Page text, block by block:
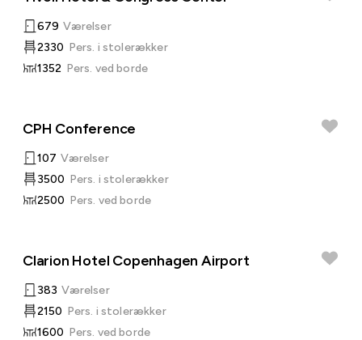
679 Værelser
2330 Pers. i stolerækker
1352 Pers. ved borde
CPH Conference
107 Værelser
3500 Pers. i stolerækker
2500 Pers. ved borde
Clarion Hotel Copenhagen Airport
383 Værelser
2150 Pers. i stolerækker
1600 Pers. ved borde